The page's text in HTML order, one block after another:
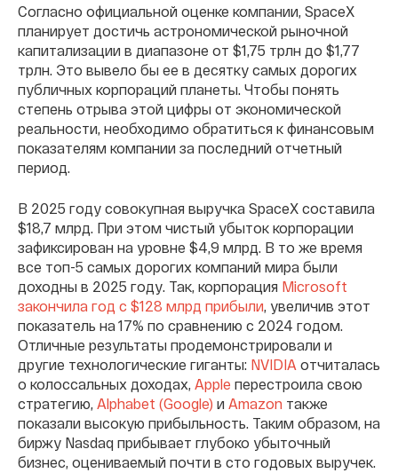
Согласно официальной оценке компании, SpaceX
планирует достичь астрономической рыночной
капитализации в диапазоне от $1,75 трлн до $1,77
трлн. Это вывело бы ее в десятку самых дорогих
публичных корпораций планеты. Чтобы понять
степень отрыва этой цифры от экономической
реальности, необходимо обратиться к финансовым
показателям компании за последний отчетный
период.
В 2025 году совокупная выручка SpaceX составила
$18,7 млрд. При этом чистый убыток корпорации
зафиксирован на уровне $4,9 млрд. В то же время
все топ-5 самых дорогих компаний мира были
доходны в 2025 году. Так, корпорация Microsoft
закончила год с $128 млрд прибыли, увеличив этот
показатель на 17% по сравнению с 2024 годом.
Отличные результаты продемонстрировали и
другие технологические гиганты: NVIDIA отчиталась
о колоссальных доходах, Apple перестроила свою
стратегию, Alphabet (Google) и Amazon также
показали высокую прибыльность. Таким образом, на
биржу Nasdaq прибывает глубоко убыточный
бизнес, оцениваемый почти в сто годовых выручек.